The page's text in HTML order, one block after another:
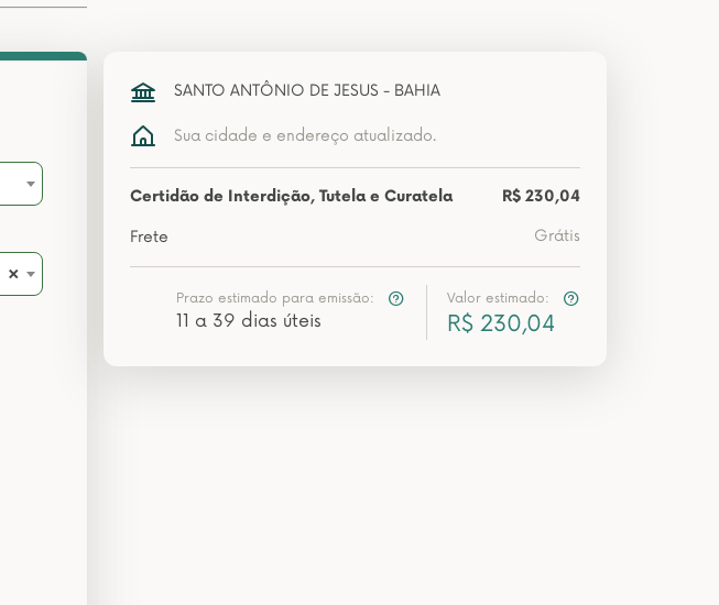
×
SANTO ANTÔNIO DE JESUS - BAHIA
Sua cidade e endereço atualizado.
Certidão de Interdição, Tutela e Curatela R$ 230,04
Frete Grátis
Prazo estimado para emissão:
11 a 39 dias úteis
Valor estimado:
R$ 230,04